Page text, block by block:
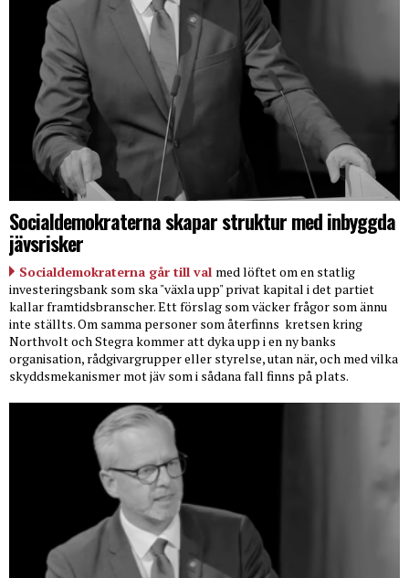
Socialdemokraterna skapar struktur med inbyggda
jävsrisker
Socialdemokraterna går till val med löftet om en statlig
investeringsbank som ska "växla upp" privat kapital i det partiet
kallar framtidsbranscher. Ett förslag som väcker frågor som ännu
inte ställts. Om samma personer som återfinns kretsen kring
Northvolt och Stegra kommer att dyka upp i en ny banks
organisation, rådgivargrupper eller styrelse, utan när, och med vilka
skyddsmekanismer mot jäv som i sådana fall finns på plats.